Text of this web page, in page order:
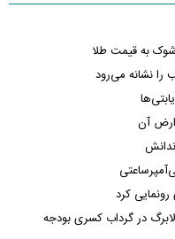
را نشانه می‌رود
آن
در گرداب کسری بودجه